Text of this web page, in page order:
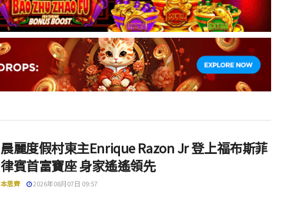
晨麗度假村東主Enrique Razon Jr 登上福布斯菲
律賓首富寶座 身家遙遙領先
本思齊 2026年08月07日 09:57